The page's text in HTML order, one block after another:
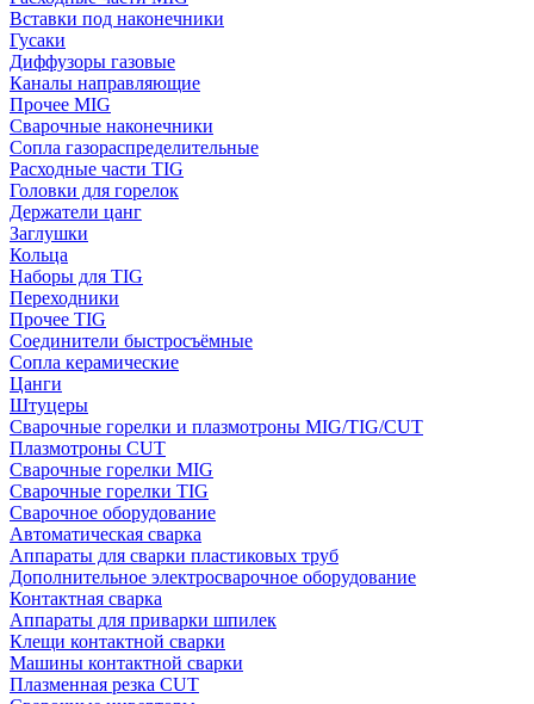
Вставки под наконечники
Гусаки
Диффузоры газовые
Каналы направляющие
Прочее MIG
Сварочные наконечники
Сопла газораспределительные
Расходные части TIG
Головки для горелок
Держатели цанг
Заглушки
Кольца
Наборы для TIG
Переходники
Прочее TIG
Соединители быстросъёмные
Сопла керамические
Цанги
Штуцеры
Сварочные горелки и плазмотроны MIG/TIG/CUT
Плазмотроны CUT
Сварочные горелки MIG
Сварочные горелки TIG
Сварочное оборудование
Автоматическая сварка
Аппараты для сварки пластиковых труб
Дополнительное электросварочное оборудование
Контактная сварка
Аппараты для приварки шпилек
Клещи контактной сварки
Машины контактной сварки
Плазменная резка CUT